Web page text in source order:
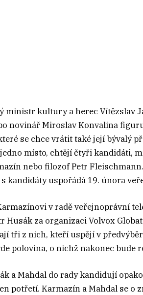
ministr kultury a herec Vítězslav
novinář Miroslav Konvalina
se chce vrátit také její bývalý
místo, chtějí čtyři kandidáti,
nebo filozof Petr
kandidáty uspořádá 19. února
v radě veřejnoprávní
Husák za organizaci Volvox
tři z nich, kteří uspějí v
polovina, o nichž nakonec bude
a Mahdal do rady kandidují
potřetí. Karmazín a Mahdal se o